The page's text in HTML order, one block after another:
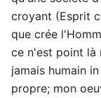
croyant (Esprit
que crée
ce n'est point là
jamais humain
propre; mon